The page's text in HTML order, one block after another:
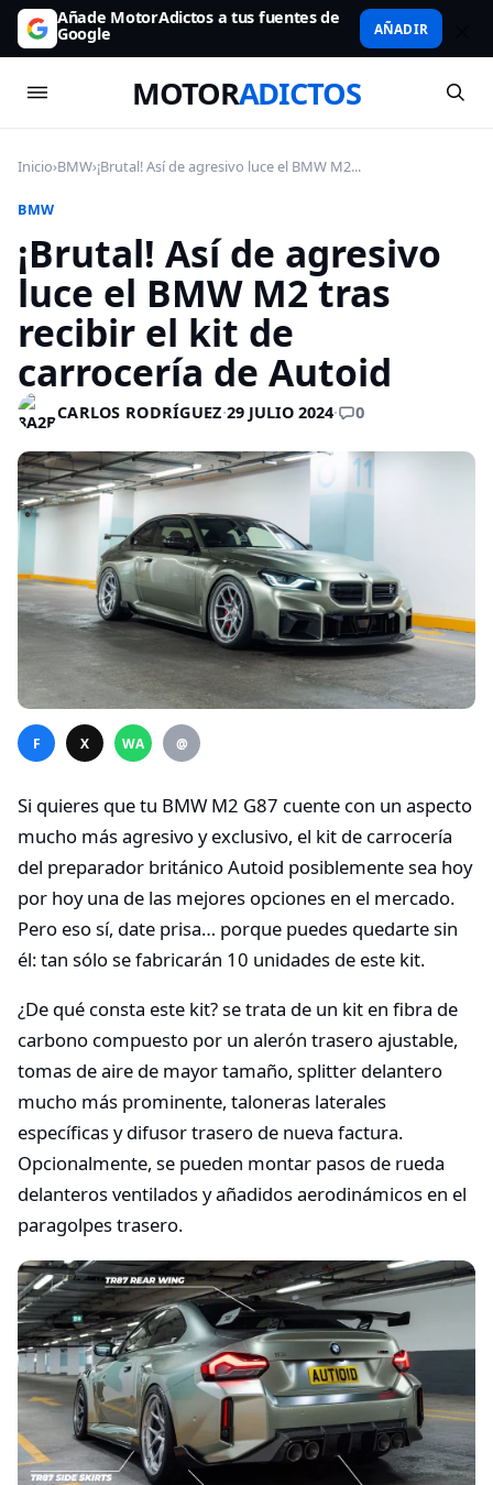
Añade MotorAdictos a tus fuentes de
Google AÑADIR
MOTORADICTOS
Inicio›BMW›¡Brutal! Así de agresivo luce el BMW M2...
BMW
¡Brutal! Así de agresivo
luce el BMW M2 tras
recibir el kit de
carrocería de Autoid
CARLOS RODRÍGUEZ·29 JULIO 2024· 0
F X WA @
Si quieres que tu BMW M2 G87 cuente con un aspecto
mucho más agresivo y exclusivo, el kit de carrocería
del preparador británico Autoid posiblemente sea hoy
por hoy una de las mejores opciones en el mercado.
Pero eso sí, date prisa… porque puedes quedarte sin
él: tan sólo se fabricarán 10 unidades de este kit.
¿De qué consta este kit? se trata de un kit en fibra de
carbono compuesto por un alerón trasero ajustable,
tomas de aire de mayor tamaño, splitter delantero
mucho más prominente, taloneras laterales
específicas y difusor trasero de nueva factura.
Opcionalmente, se pueden montar pasos de rueda
delanteros ventilados y añadidos aerodinámicos en el
paragolpes trasero.